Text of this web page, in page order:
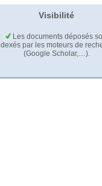
Visibilité
Les documents déposés
par les moteurs de
(Google Scholar,…).